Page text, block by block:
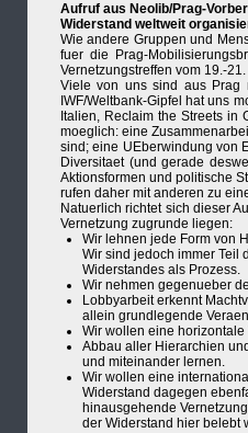
Aufruf aus Neolib/Prag-
Widerstand weltweit
Wie andere Gruppen und
fuer die Prag-
Vernetzungstreffen vom 19.-
Viele von uns sind aus Prag
IWF/Weltbank-Gipfel hat uns
Italien, Reclaim the Streets
moeglich: eine
sind; eine UEberwindung von
Diversitaet (und gerade
Aktionsformen und politische
rufen daher mit anderen zu
Natuerlich richtet sich dieser
Vernetzung zugrunde liegen:
Wir lehnen jede Form von
Wir sind jedoch immer Teil
Widerstandes als Prozess.
Wir nehmen gegenueber
Lobbyarbeit erkennt
allein grundlegende
Wir wollen eine
Abbau aller Hierarchien
und miteinander lernen.
Wir wollen eine
Widerstand dagegen
hinausgehende
der Widerstand hier belebt